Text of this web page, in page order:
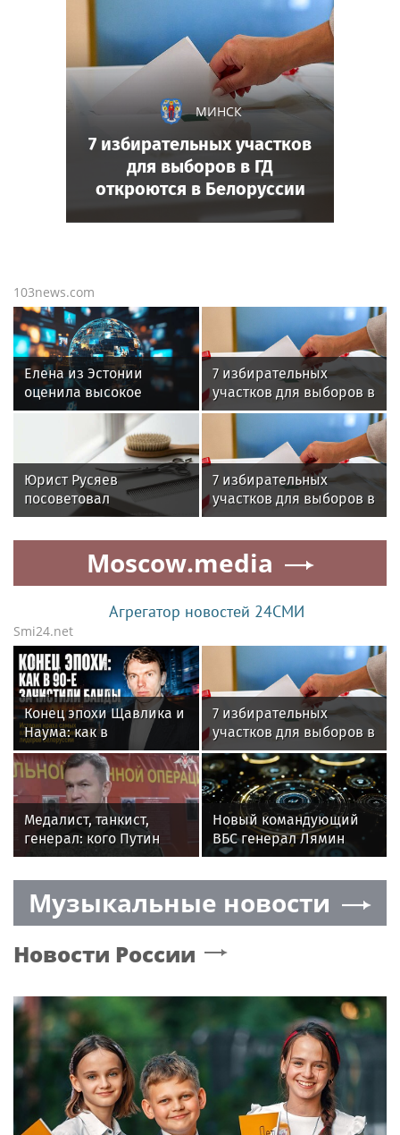
103news.com
Елена из Эстонии
оценила высокое
качество жизни в
Великом Новгороде
7 избирательных
участков для выборов в
ГД откроются в
Юрист Русяев
посоветовал
фиксировать состояние
питомца до груминга
7 избирательных
участков для выборов в
ГД откроются в
Белоруссии
Moscow.media
Агрегатор новостей 24СМИ
Smi24.net
Конец эпохи Щавлика и
Наума: как в
девяностые годы
ликвидировали
криминальные
группировки в
Белоруссии
7 избирательных
участков для выборов в
ГД откроются в
Белоруссии
Медалист, танкист,
генерал: кого Путин
назначил командовать
Новый командующий
ВБС генерал Лямин
оказался уроженцем
Музыкальные новости
Новости России
МИНСК
7 избирательных участков
для выборов в ГД
откроются в Белоруссии